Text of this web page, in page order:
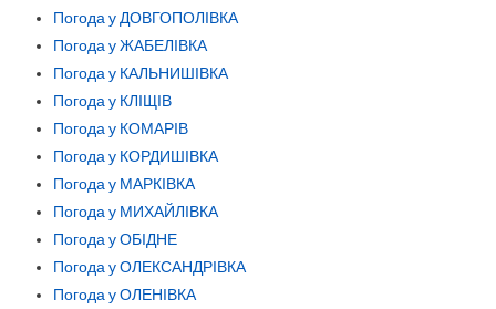
Погода у ДОВГОПОЛІВКА
Погода у ЖАБЕЛІВКА
Погода у КАЛЬНИШІВКА
Погода у КЛІЩІВ
Погода у КОМАРІВ
Погода у КОРДИШІВКА
Погода у МАРКІВКА
Погода у МИХАЙЛІВКА
Погода у ОБІДНЕ
Погода у ОЛЕКСАНДРІВКА
Погода у ОЛЕНІВКА